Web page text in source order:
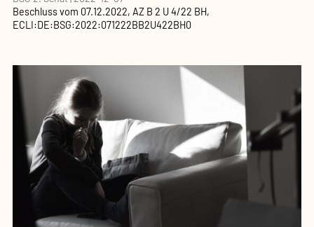
Beschlussvom 07.12.2022, AZ B 2 U 4/22 BH,
ECLI:DE:BSG:2022:071222BB2U422BH0